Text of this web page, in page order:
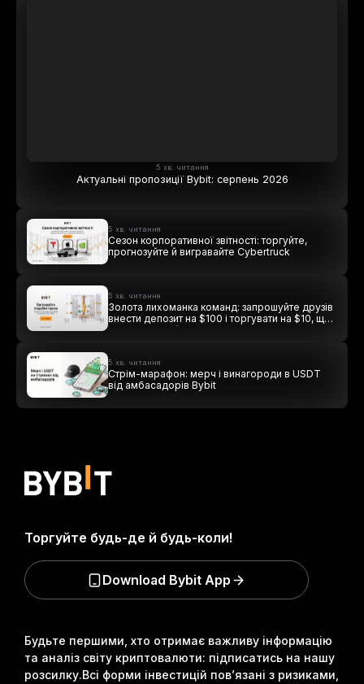
5 хв. читання
Актуальні пропозиції Bybit: серпень 2026
5 хв. читання
Сезон корпоративної звітності: торгуйте,
прогнозуйте й вигравайте Cybertruck
5 хв. читання
Золота лихоманка команд: запрошуйте друзів
внести депозит на $100 і торгувати на $10, щоб
виграти подвійні винагороди
5 хв. читання
Стрім-марафон: мерч і винагороди в USDT
від амбасадорів Bybit
Будьте першими, хто отримає важливу інформацію
та аналіз світу криптовалюти: підписатись на нашу
розсилку.Всі форми інвестицій пов’язані з ризиками,
Торгуйте будь-де й будь-коли!
Download Bybit App